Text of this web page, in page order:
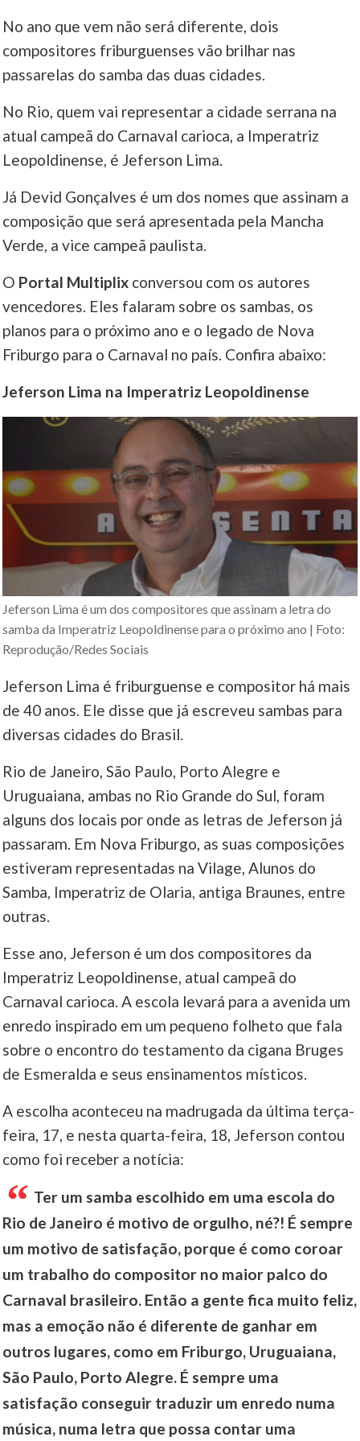
No ano que vem não será diferente, dois
compositores friburguenses vão brilhar nas
passarelas do samba das duas cidades.
No Rio, quem vai representar a cidade serrana na
atual campeã do Carnaval carioca, a Imperatriz
Leopoldinense, é Jeferson Lima.
Já Devid Gonçalves é um dos nomes que assinam a
composição que será apresentada pela Mancha
Verde, a vice campeã paulista.
O Portal Multiplix conversou com os autores
vencedores. Eles falaram sobre os sambas, os
planos para o próximo ano e o legado de Nova
Friburgo para o Carnaval no país. Confira abaixo:
Jeferson Lima na Imperatriz Leopoldinense
Jeferson Lima é um dos compositores que assinam a letra do
samba da Imperatriz Leopoldinense para o próximo ano | Foto:
Reprodução/Redes Sociais
Jeferson Lima é friburguense e compositor há mais
de 40 anos. Ele disse que já escreveu sambas para
diversas cidades do Brasil.
Rio de Janeiro, São Paulo, Porto Alegre e
Uruguaiana, ambas no Rio Grande do Sul, foram
alguns dos locais por onde as letras de Jeferson já
passaram. Em Nova Friburgo, as suas composições
estiveram representadas na Vilage, Alunos do
Samba, Imperatriz de Olaria, antiga Braunes, entre
outras.
Esse ano, Jeferson é um dos compositores da
Imperatriz Leopoldinense, atual campeã do
Carnaval carioca. A escola levará para a avenida um
enredo inspirado em um pequeno folheto que fala
sobre o encontro do testamento da cigana Bruges
de Esmeralda e seus ensinamentos místicos.
A escolha aconteceu na madrugada da última terça-
feira, 17, e nesta quarta-feira, 18, Jeferson contou
como foi receber a notícia:
Ter um samba escolhido em uma escola do
Rio de Janeiro é motivo de orgulho, né?! É sempre
um motivo de satisfação, porque é como coroar
um trabalho do compositor no maior palco do
Carnaval brasileiro. Então a gente fica muito feliz,
mas a emoção não é diferente de ganhar em
outros lugares, como em Friburgo, Uruguaiana,
São Paulo, Porto Alegre. É sempre uma
satisfação conseguir traduzir um enredo numa
música, numa letra que possa contar uma